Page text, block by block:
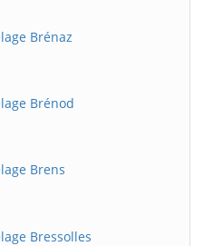
Brénaz
Brénod
Brens
Bressolles